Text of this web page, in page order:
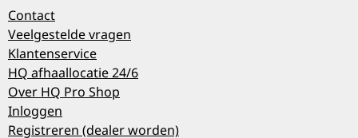
Contact
Veelgestelde vragen
Klantenservice
HQ afhaallocatie 24/6
Over HQ Pro Shop
Inloggen
Registreren (dealer worden)